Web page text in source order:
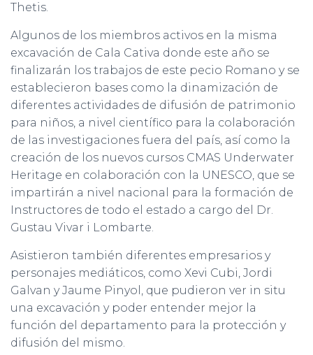
Thetis.
Algunos de los miembros activos en la misma
excavación de Cala Cativa donde este año se
finalizarán los trabajos de este pecio Romano y se
establecieron bases como la dinamización de
diferentes actividades de difusión de patrimonio
para niños, a nivel científico para la colaboración
de las investigaciones fuera del país, así como la
creación de los nuevos cursos CMAS Underwater
Heritage en colaboración con la UNESCO, que se
impartirán a nivel nacional para la formación de
Instructores de todo el estado a cargo del Dr.
Gustau Vivar i Lombarte.
Asistieron también diferentes empresarios y
personajes mediáticos, como Xevi Cubi, Jordi
Galvan y Jaume Pinyol, que pudieron ver in situ
una excavación y poder entender mejor la
función del departamento para la protección y
difusión del mismo.